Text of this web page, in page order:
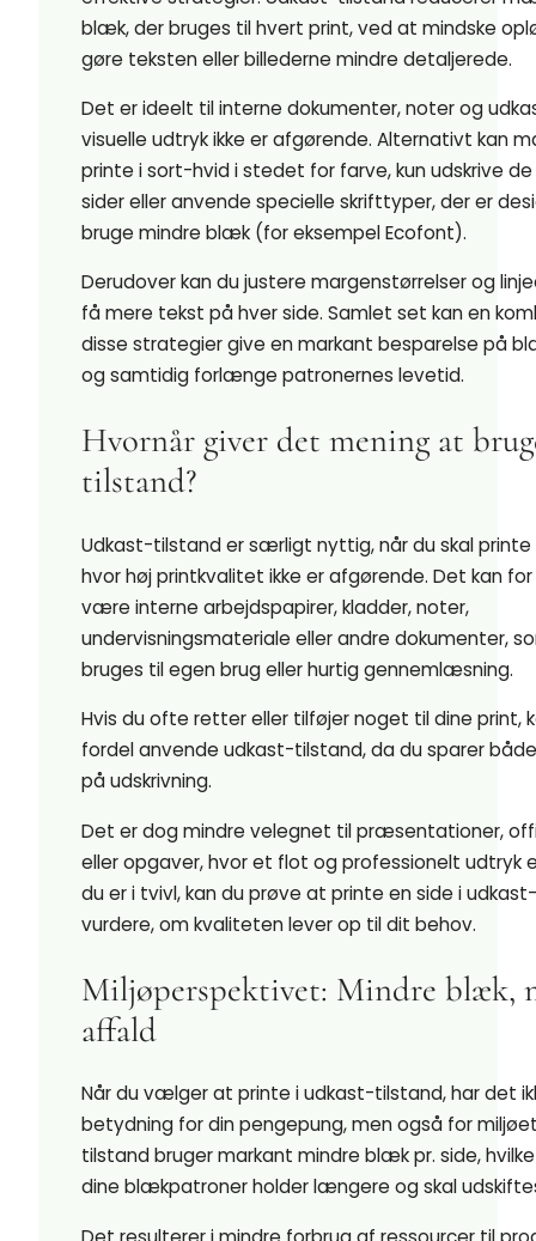
blæk, der bruges til hvert print, ved at mindske
gøre teksten eller billederne mindre detaljerede.
Det er ideelt til interne dokumenter, noter og
visuelle udtryk ikke er afgørende. Alternativt kan
printe i sort-hvid i stedet for farve, kun udskrive
sider eller anvende specielle skrifttyper, der er
bruge mindre blæk (for eksempel Ecofont).
Derudover kan du justere margenstørrelser og
få mere tekst på hver side. Samlet set kan en
disse strategier give en markant besparelse på
og samtidig forlænge patronernes levetid.
Hvornår giver det mening at
tilstand?
Udkast-tilstand er særligt nyttig, når du skal printe
hvor høj printkvalitet ikke er afgørende. Det kan
være interne arbejdspapirer, kladder, noter,
undervisningsmateriale eller andre dokumenter,
bruges til egen brug eller hurtig gennemlæsning.
Hvis du ofte retter eller tilføjer noget til dine print,
fordel anvende udkast-tilstand, da du sparer
på udskrivning.
Det er dog mindre velegnet til præsentationer,
eller opgaver, hvor et flot og professionelt udtryk
du er i tvivl, kan du prøve at printe en side i
vurdere, om kvaliteten lever op til dit behov.
Miljøperspektivet: Mindre blæk,
affald
Når du vælger at printe i udkast-tilstand, har det
betydning for din pengepung, men også for
tilstand bruger markant mindre blæk pr. side,
dine blækpatroner holder længere og skal